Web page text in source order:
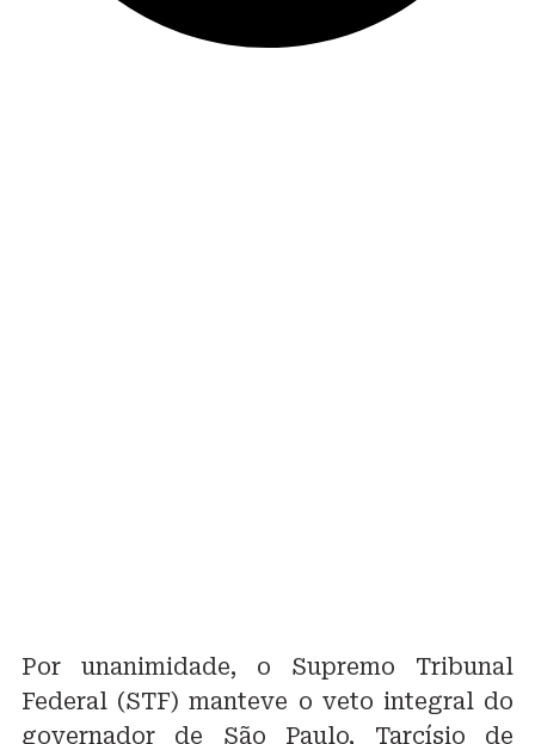
Por unanimidade, o Supremo Tribunal
Federal (STF) manteve o veto integral do
governador de São Paulo, Tarcísio de